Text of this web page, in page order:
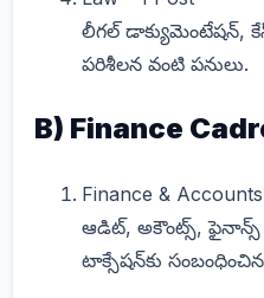
లీగల్ డాక్యుమెంటేషన్,
పరిశీలన వంటి పనులు.
B) Finance
Finance &
ఆడిట్, అకౌంట్స్,
టాక్సేషన్‌కు